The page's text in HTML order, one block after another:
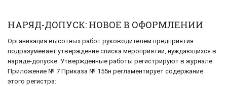
НАРЯД-ДОПУСК: НОВОЕ В ОФОРМЛЕНИИ
Организация высотных работ руководителем предприятия
подразумевает утверждение списка мероприятий, нуждающихся в
наряде-допуске. Утвержденные работы регистрируют в журнале.
Приложение № 7 Приказа № 155н регламентирует содержание
этого регистра: